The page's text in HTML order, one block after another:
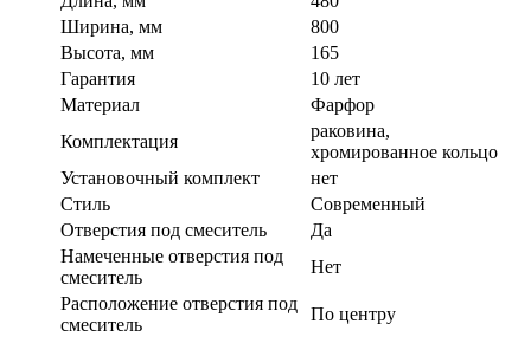
Ширина, мм
800
Высота, мм
165
Гарантия
10 лет
Материал
Фарфор
Комплектация
раковина,
хромированное кольцо
Установочный комплект
нет
Стиль
Современный
Отверстия под смеситель
Да
Намеченные отверстия под
смеситель
Нет
Расположение отверстия под
смеситель
По центру